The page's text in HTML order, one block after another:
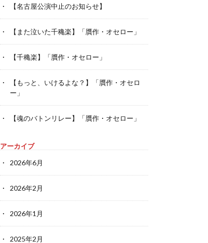
【名古屋公演中止のお知らせ】
【また泣いた千穐楽】「贋作・オセロー」
【千穐楽】「贋作・オセロー」
【もっと、いけるよな？】「贋作・オセロ
ー」
【魂のバトンリレー】「贋作・オセロー」
アーカイブ
2026年6月
2026年2月
2026年1月
2025年2月